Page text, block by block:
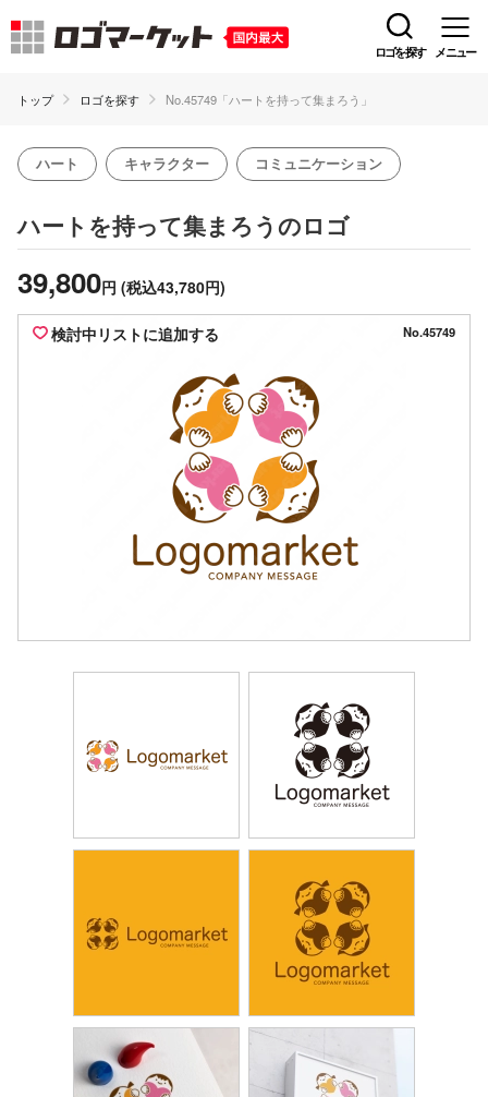
ロゴを探す メニュー
トップ ロゴを探す No.45749「ハートを持って集まろう」
ハート キャラクター コミュニケーション
ハートを持って集まろうのロゴ
39,800円 (税込43,780円)
検討中リストに追加する No.45749